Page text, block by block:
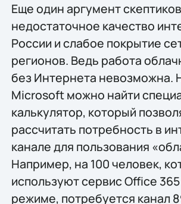
Еще один аргумент
недостаточное качество
России и слабое покрытие
регионов. Ведь работа
без Интернета невозможна.
Microsoft можно найти
калькулятор, который
рассчитать потребность в
канале для пользования
Например, на 100 человек,
используют сервис Office
режиме, потребуется канал